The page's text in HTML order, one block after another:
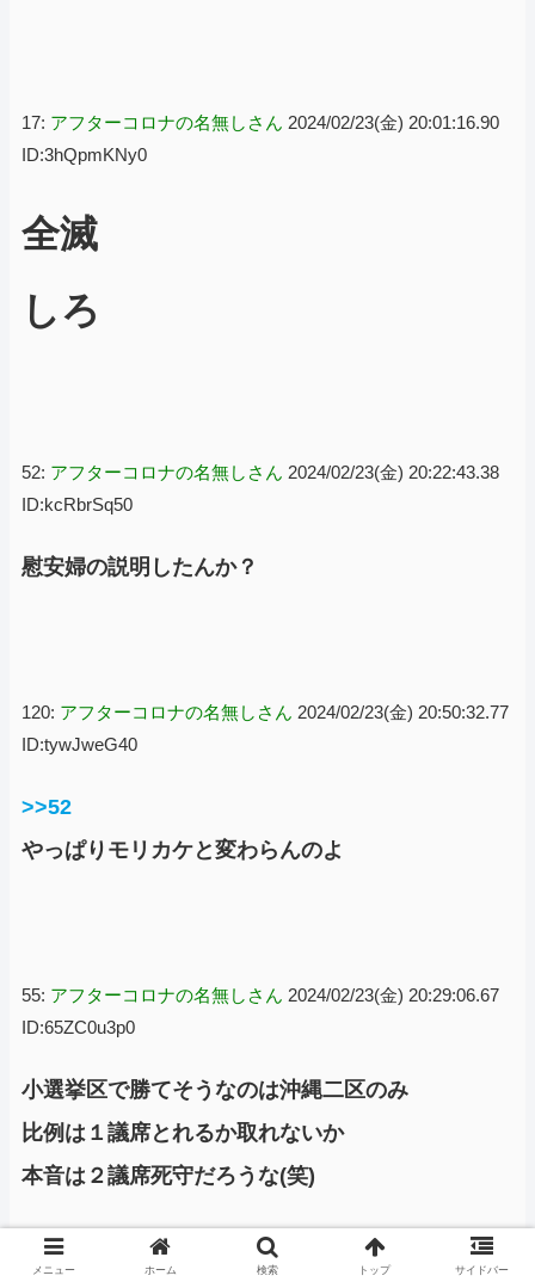
17: アフターコロナの名無しさん 2024/02/23(金) 20:01:16.90
ID:3hQpmKNy0
全滅
しろ
52: アフターコロナの名無しさん 2024/02/23(金) 20:22:43.38
ID:kcRbrSq50
慰安婦の説明したんか？
120: アフターコロナの名無しさん 2024/02/23(金) 20:50:32.77
ID:tywJweG40
>>52
やっぱりモリカケと変わらんのよ
55: アフターコロナの名無しさん 2024/02/23(金) 20:29:06.67
ID:65ZC0u3p0
小選挙区で勝てそうなのは沖縄二区のみ
比例は１議席とれるか取れないか
本音は２議席死守だろうな(笑)
メニュー ホーム 検索 トップ サイドバー